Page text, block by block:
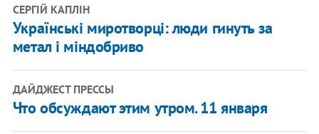
СЕРГІЙ КАПЛІН
Українські миротворці: люди гинуть за
метал і міндобриво
ДАЙДЖЕСТ ПРЕССЫ
Что обсуждают этим утром. 11 января